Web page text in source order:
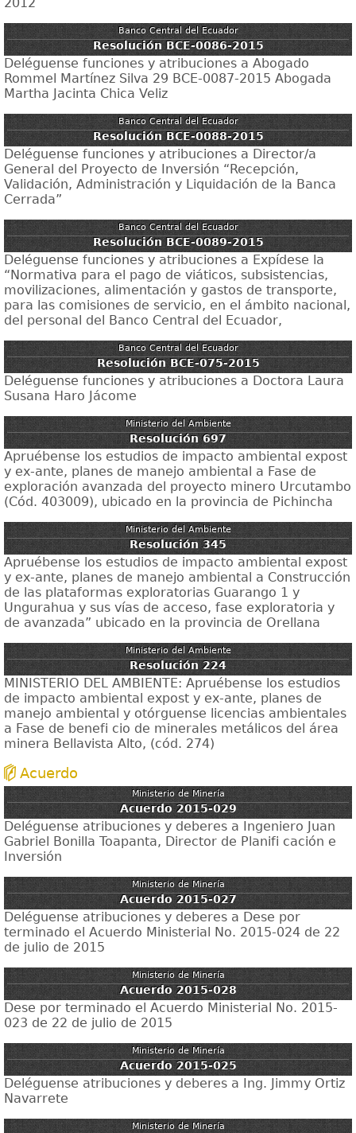
Banco Central del Ecuador
Resolución BCE-0086-2015
Deléguense funciones y atribuciones a Abogado
Rommel Martínez Silva 29 BCE-0087-2015 Abogada
Martha Jacinta Chica Veliz
Banco Central del Ecuador
Resolución BCE-0088-2015
Deléguense funciones y atribuciones a Director/a
General del Proyecto de Inversión “Recepción,
Validación, Administración y Liquidación de la Banca
Cerrada”
Banco Central del Ecuador
Resolución BCE-0089-2015
Deléguense funciones y atribuciones a Expídese la
“Normativa para el pago de viáticos, subsistencias,
movilizaciones, alimentación y gastos de transporte,
para las comisiones de servicio, en el ámbito nacional,
del personal del Banco Central del Ecuador,
Banco Central del Ecuador
Resolución BCE-075-2015
Deléguense funciones y atribuciones a Doctora Laura
Susana Haro Jácome
Ministerio del Ambiente
Resolución 697
Apruébense los estudios de impacto ambiental expost
y ex-ante, planes de manejo ambiental a Fase de
exploración avanzada del proyecto minero Urcutambo
(Cód. 403009), ubicado en la provincia de Pichincha
Ministerio del Ambiente
Resolución 345
Apruébense los estudios de impacto ambiental expost
y ex-ante, planes de manejo ambiental a Construcción
de las plataformas exploratorias Guarango 1 y
Ungurahua y sus vías de acceso, fase exploratoria y
de avanzada” ubicado en la provincia de Orellana
Ministerio del Ambiente
Resolución 224
MINISTERIO DEL AMBIENTE: Apruébense los estudios
de impacto ambiental expost y ex-ante, planes de
manejo ambiental y otórguense licencias ambientales
a Fase de benefi cio de minerales metálicos del área
minera Bellavista Alto, (cód. 274)
Acuerdo
Ministerio de Minería
Acuerdo 2015-029
Deléguense atribuciones y deberes a Ingeniero Juan
Gabriel Bonilla Toapanta, Director de Planifi cación e
Inversión
Ministerio de Minería
Acuerdo 2015-027
Deléguense atribuciones y deberes a Dese por
terminado el Acuerdo Ministerial No. 2015-024 de 22
de julio de 2015
Ministerio de Minería
Acuerdo 2015-028
Dese por terminado el Acuerdo Ministerial No. 2015-
023 de 22 de julio de 2015
Ministerio de Minería
Acuerdo 2015-025
Deléguense atribuciones y deberes a Ing. Jimmy Ortiz
Navarrete
Ministerio de Minería